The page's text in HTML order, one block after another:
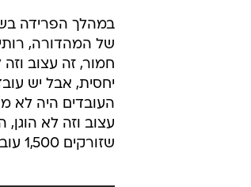
במהלך הפרידה
חמור, זה עצוב
יחסית, אבל יש
העובדים היה לא
עצוב וזה לא
שזורקים 1,500 עובדים לרחוב ומביאים במקומם אחרים? כולם לא עובדים?".